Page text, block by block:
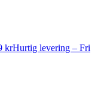
Hurtig levering – Fri